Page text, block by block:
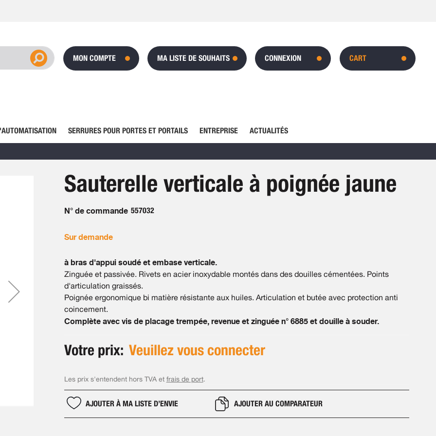
CART
MON COMPTE MA LISTE DE SOUHAITS CONNEXION
SERRURES POUR PORTES ET PORTAILS ENTREPRISE ACTUALITÉS
Sauterelle verticale à poignée jaune
N° de commande 557032
Sur demande
à bras d'appui soudé et embase verticale.
Zinguée et passivée. Rivets en acier inoxydable montés dans des douilles cémentées. Points
d'articulation graissés.
Poignée ergonomique bi matière résistante aux huiles. Articulation et butée avec protection anti
coincement.
Complète avec vis de placage trempée, revenue et zinguée n° 6885 et douille à souder.
Votre prix: Veuillez vous connecter
Les prix s'entendent hors TVA et frais de port.
AJOUTER À MA LISTE D’ENVIE AJOUTER AU COMPARATEUR